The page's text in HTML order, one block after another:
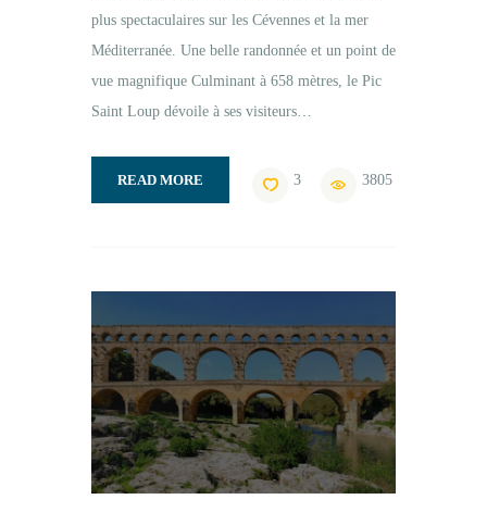
plus spectaculaires sur les Cévennes et la mer
Méditerranée. Une belle randonnée et un point de
vue magnifique Culminant à 658 mètres, le Pic
Saint Loup dévoile à ses visiteurs…
READ MORE 3 3805